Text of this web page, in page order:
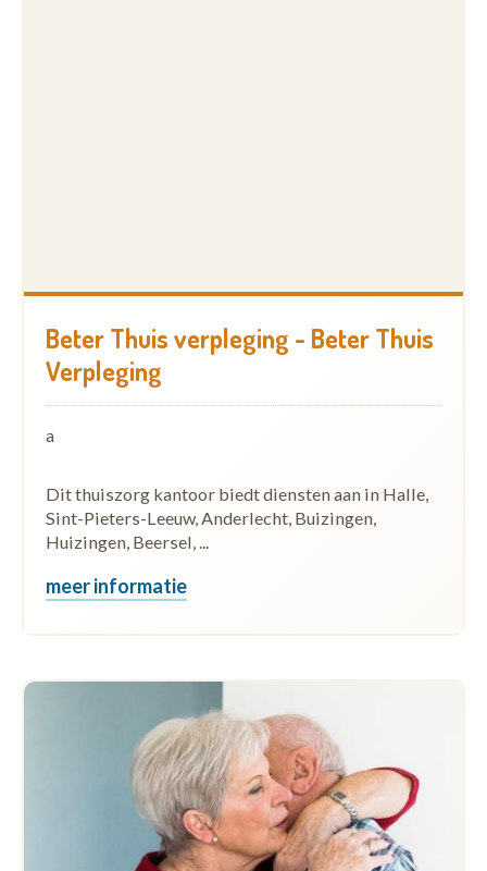
Beter Thuis verpleging - Beter Thuis
Verpleging
a
Dit thuiszorg kantoor biedt diensten aan in Halle,
Sint-Pieters-Leeuw, Anderlecht, Buizingen,
Huizingen, Beersel, ...
meer informatie